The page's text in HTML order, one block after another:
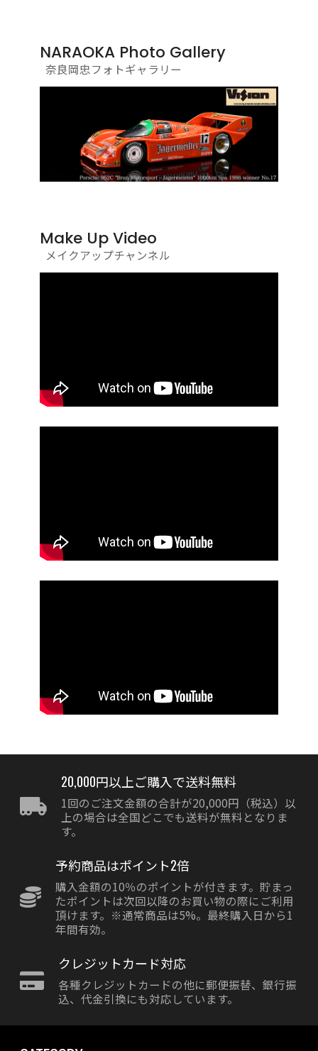
NARAOKA Photo Gallery
奈良岡忠フォトギャラリー
Make Up Video
メイクアップチャンネル
20,000円以上ご購入で送料無料
1回のご注文金額の合計が20,000円（税込）以
上の場合は全国どこでも送料が無料となりま
す。
予約商品はポイント2倍
購入金額の10％のポイントが付きます。貯まっ
たポイントは次回以降のお買い物の際にご利用
頂けます。※通常商品は5%。最終購入日から1
年間有効。
クレジットカード対応
各種クレジットカードの他に郵便振替、銀行振
込、代金引換にも対応しています。